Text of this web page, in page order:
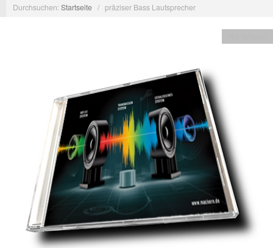
Durchsuchen:Startseite / präziser Bass Lautsprecher